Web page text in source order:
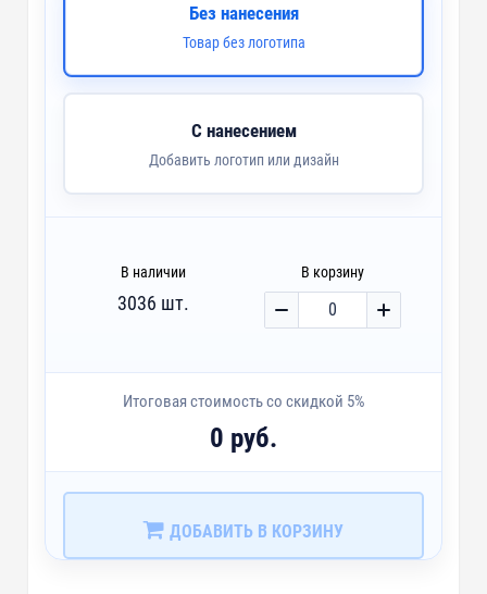
Без нанесения
Товар без логотипа
С нанесением
Добавить логотип или дизайн
В наличии В корзину
3036 шт.
Итоговая стоимость со скидкой 5%
0 руб.
ДОБАВИТЬ В КОРЗИНУ